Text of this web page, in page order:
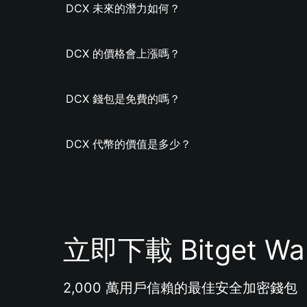
DCX 未來的潛力如何？
DCX 的價格會上漲嗎？
DCX 錢包是免費的嗎？
DCX 代幣的價值是多少？
立即下載 Bitget
2,000 萬用戶信賴的最佳安全加密錢包